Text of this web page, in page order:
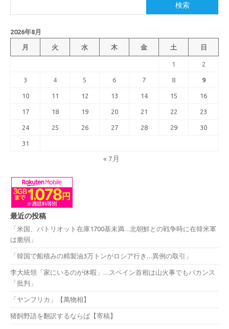
検索
2026年8月
月 火 水 木 金 土 日
1 2
3 4 5 6 7 8 9
10 11 12 13 14 15 16
17 18 19 20 21 22 23
24 25 26 27 28 29 30
31
« 7月
最近の投稿
「米国、パトリオット在庫1700基未満…北朝鮮との戦争時に在韓米軍
は脆弱」
「韓国で船積みの精製油3万トンがロシア行き…異例の取引」
李大統領「家にいるのが休暇」…スペイン首相は山火事でもバカンス
「批判」
「ヤンフリカ」【萬物相】
猪飼野語を翻訳するならば【寄稿】